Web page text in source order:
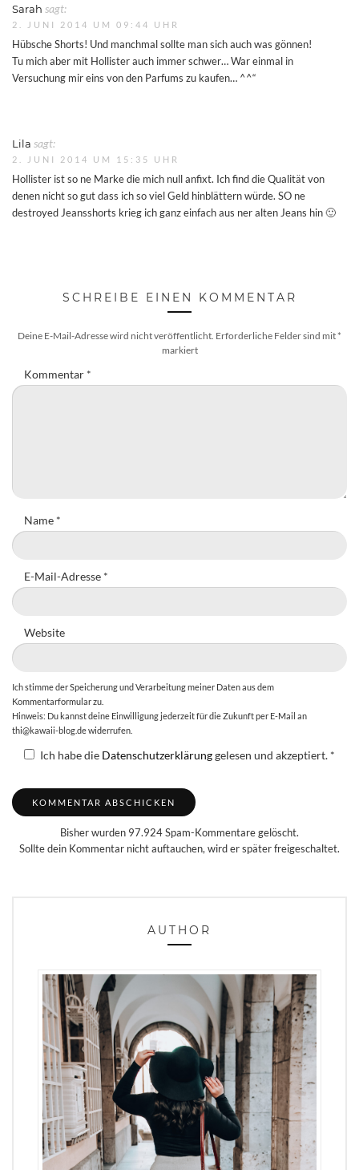
Sarah sagt:
2. JUNI 2014 UM 09:44 UHR
Hübsche Shorts! Und manchmal sollte man sich auch was gönnen!
Tu mich aber mit Hollister auch immer schwer… War einmal in
Versuchung mir eins von den Parfums zu kaufen… ^^“
Lila sagt:
2. JUNI 2014 UM 15:35 UHR
Hollister ist so ne Marke die mich null anfixt. Ich find die Qualität von
denen nicht so gut dass ich so viel Geld hinblättern würde. SO ne
destroyed Jeansshorts krieg ich ganz einfach aus ner alten Jeans hin 🙂
SCHREIBE EINEN KOMMENTAR
Deine E-Mail-Adresse wird nicht veröffentlicht. Erforderliche Felder sind mit *
markiert
Kommentar *
Name *
E-Mail-Adresse *
Website
Ich stimme der Speicherung und Verarbeitung meiner Daten aus dem
Kommentarformular zu.
Hinweis: Du kannst deine Einwilligung jederzeit für die Zukunft per E-Mail an
thi@kawaii-blog.de widerrufen.
Ich habe die Datenschutzerklärunggelesen und akzeptiert. *
Bisher wurden 97.924 Spam-Kommentare gelöscht.
Sollte dein Kommentar nicht auftauchen, wird er später freigeschaltet.
AUTHOR